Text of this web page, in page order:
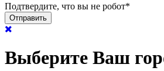
Подтвердите, что вы не робот*
Выберите Ваш